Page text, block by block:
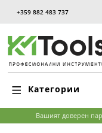
+359 882 483 737
Категории
Вашият доверен